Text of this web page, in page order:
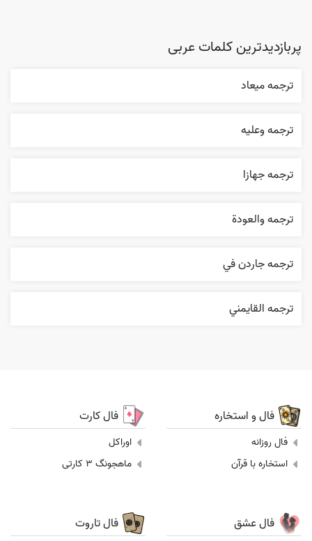
پربازدیدترین کلمات عربی
ترجمه ميعاد
ترجمه وعليه
ترجمه جهازا
ترجمه والعودة
ترجمه جاردن في
ترجمه القایمني
فال و استخاره
فال روزانه
استخاره با قرآن
فال کارت
اوراکل
ماهجونگ 3 کارتی
فال عشق فال تاروت